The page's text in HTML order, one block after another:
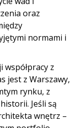
oraz
normami i
współpracy z
jest z Warszawy,
rynku, z
Jeśli są
wnętrz –